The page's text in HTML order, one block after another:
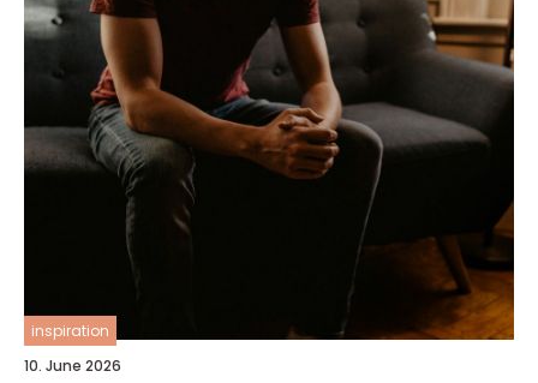
inspiration
10. June 2026